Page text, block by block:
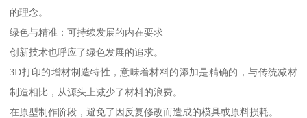
的理念。
绿色与精准：可持续发展的内在要求
创新技术也呼应了绿色发展的追求。
3D打印的增材制造特性，意味着材料的添加是精确的，与传统减材
制造相比，从源头上减少了材料的浪费。
在原型制作阶段，避免了因反复修改而造成的模具或原料损耗。